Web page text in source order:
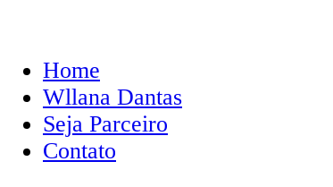
Home
Wllana Dantas
Seja Parceiro
Contato